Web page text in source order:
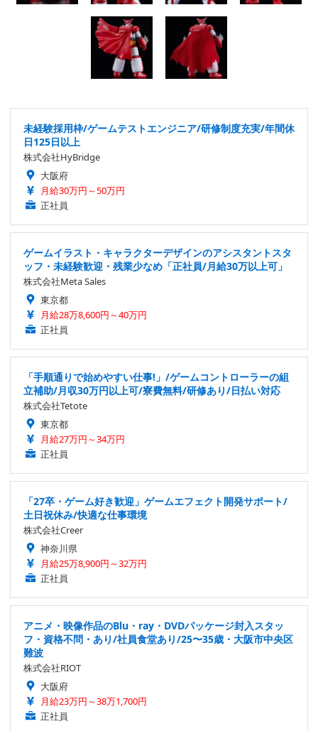
未経験採用枠/ゲームテストエンジニア/研修制度充実/年間休
日125日以上
株式会社HyBridge
大阪府
月給30万円～50万円
正社員
ゲームイラスト・キャラクターデザインのアシスタントスタ
ッフ・未経験歓迎・残業少なめ「正社員/月給30万以上可」
株式会社Meta Sales
東京都
月給28万8,600円～40万円
正社員
「手順通りで始めやすい仕事!」/ゲームコントローラーの組
立補助/月収30万円以上可/寮費無料/研修あり/日払い対応
株式会社Tetote
東京都
月給27万円～34万円
正社員
「27卒・ゲーム好き歓迎」ゲームエフェクト開発サポート/
土日祝休み/快適な仕事環境
株式会社Creer
神奈川県
月給25万8,900円～32万円
正社員
アニメ・映像作品のBlu・ray・DVDパッケージ封入スタッ
フ・資格不問・あり/社員食堂あり/25〜35歳・大阪市中央区
難波
株式会社RIOT
大阪府
月給23万円～38万1,700円
正社員